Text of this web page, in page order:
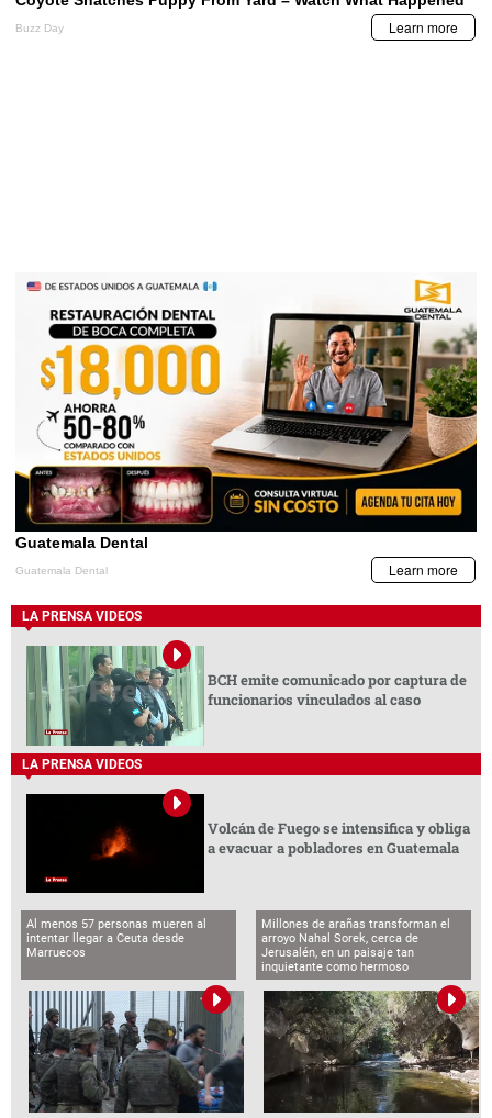
LA PRENSA VIDEOS
BCH emite comunicado por captura de
funcionarios vinculados al caso
LA PRENSA VIDEOS
Volcán de Fuego se intensifica y obliga
a evacuar a pobladores en Guatemala
Al menos 57 personas mueren al
intentar llegar a Ceuta desde
Marruecos
Millones de arañas transforman el
arroyo Nahal Sorek, cerca de
Jerusalén, en un paisaje tan
inquietante como hermoso